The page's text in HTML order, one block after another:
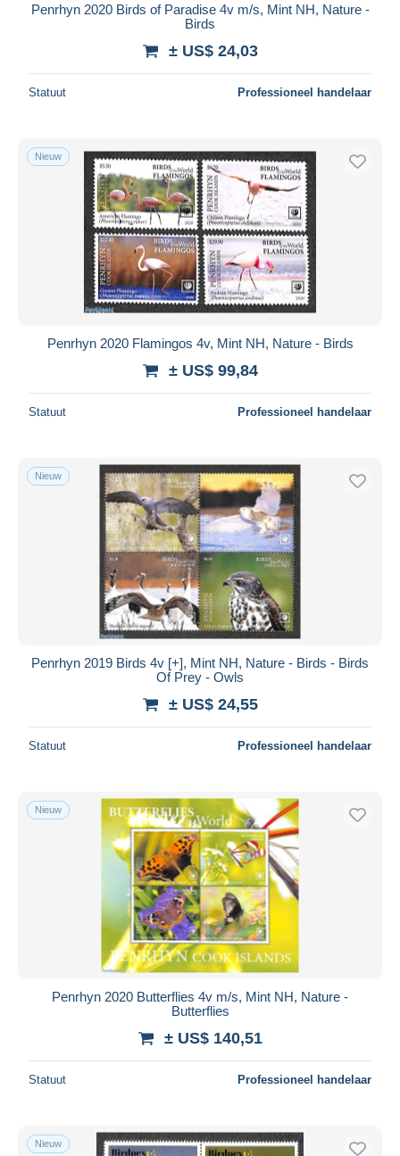
Penrhyn 2020 Birds of Paradise 4v m/s, Mint NH, Nature -
Birds
± US$ 24,03
Statuut Professioneel handelaar
Nieuw
Penrhyn 2020 Flamingos 4v, Mint NH, Nature - Birds
± US$ 99,84
Statuut Professioneel handelaar
Nieuw
Penrhyn 2019 Birds 4v [+], Mint NH, Nature - Birds - Birds
Of Prey - Owls
± US$ 24,55
Statuut Professioneel handelaar
Nieuw
Penrhyn 2020 Butterflies 4v m/s, Mint NH, Nature -
Butterflies
± US$ 140,51
Statuut Professioneel handelaar
Nieuw